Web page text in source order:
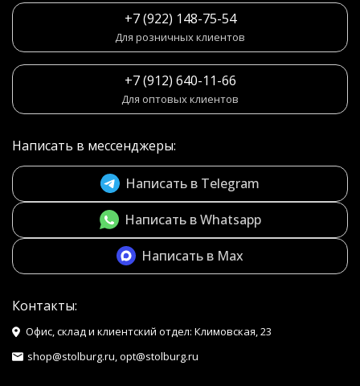
+7 (922) 148-75-54
Для розничных клиентов
+7 (912) 640-11-66
Для оптовых клиентов
Написать в мессенджеры:
Написать в Telegram
Написать в Whatsapp
Написать в Max
Контакты:
Офис, склад и клиентский отдел: Климовская, 23
shop@stolburg.ru, opt@stolburg.ru